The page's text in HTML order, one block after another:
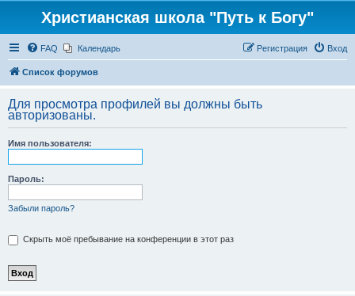
Христианская школа "Путь к Богу"
FAQ Календарь Вход
Регистрация
Список форумов
Для просмотра профилей вы должны быть
авторизованы.
Имя пользователя:
Пароль:
Забыли пароль?
Скрыть моё пребывание на конференции в этот раз